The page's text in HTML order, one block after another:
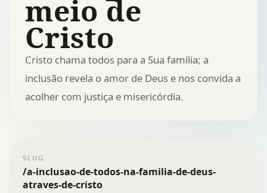
meio de
Cristo
Cristo chama todos para a Sua família; a
inclusão revela o amor de Deus e nos convida a
acolher com justiça e misericórdia.
SLUG
/a-inclusao-de-todos-na-familia-de-deus-
atraves-de-cristo